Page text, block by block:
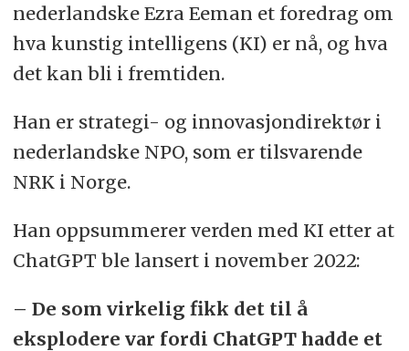
nederlandske Ezra Eeman et foredrag om
hva kunstig intelligens (KI) er nå, og hva
det kan bli i fremtiden.
Han er strategi- og innovasjondirektør i
nederlandske NPO, som er tilsvarende
NRK i Norge.
Han oppsummerer verden med KI etter at
ChatGPT ble lansert i november 2022:
– De som virkelig fikk det til å
eksplodere var fordi ChatGPT hadde et